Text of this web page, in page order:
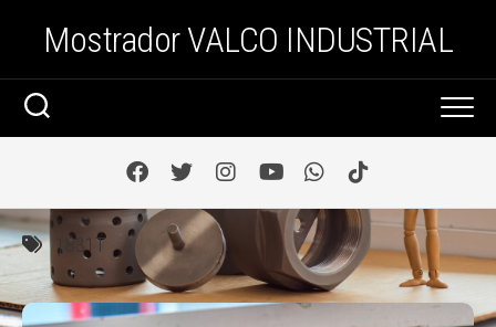
Mostrador VALCO INDUSTRIAL
1831T